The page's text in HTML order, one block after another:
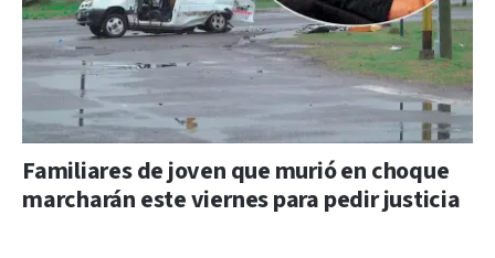
Familiares de joven que murió en choque
marcharán este viernes para pedir justicia